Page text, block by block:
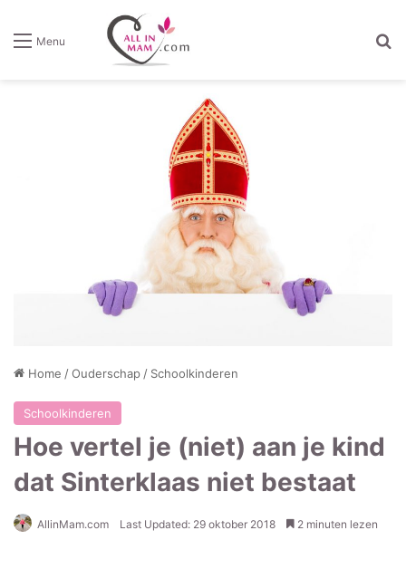
Menu
Home /Ouderschap/ Schoolkinderen
Schoolkinderen
Hoe vertel je (niet) aan je kind
dat Sinterklaas niet bestaat
AllinMam.com Last Updated: 29 oktober 2018 2 minuten lezen